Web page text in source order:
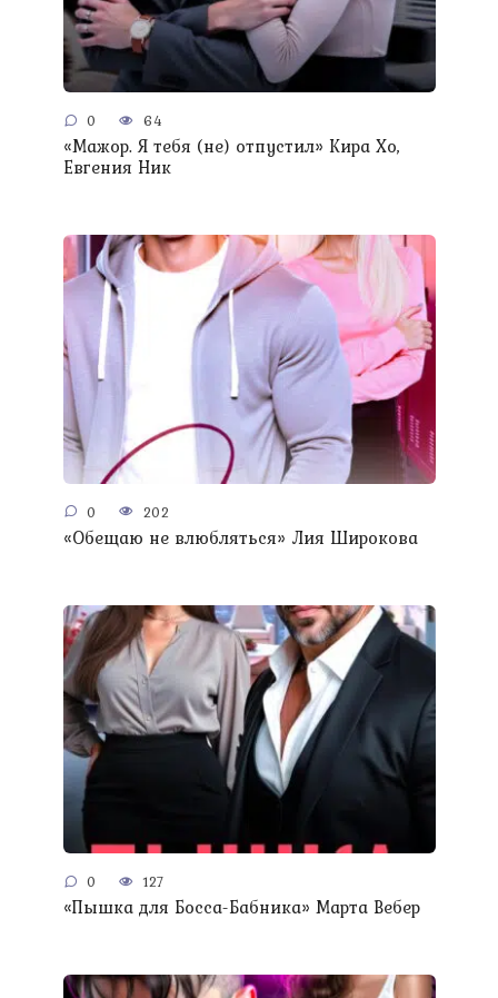
0 64
«Мажор. Я тебя (не) отпустил» Кира Хо,
Евгения Ник
0 202
«Обещаю не влюбляться» Лия Широкова
0 127
«Пышка для Босса-Бабника» Марта Вебер